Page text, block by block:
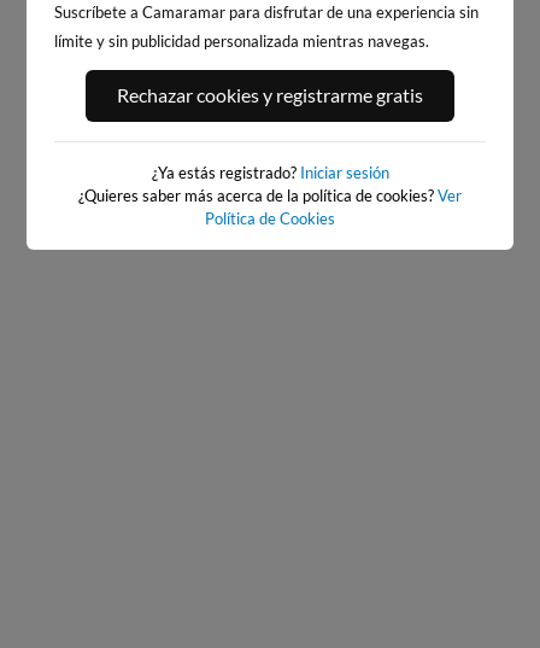
352km · Baiona
BAIONA_SANTA_MARTA
352km · Baiona
0.1 m CHOPI
Suscríbete a Camaramar para disfrutar de una experiencia sin
límite y sin publicidad personalizada mientras navegas.
Rechazar cookies y registrarme gratis
¿Ya estás registrado? Iniciar sesión
¿Quieres saber más acerca de la política de cookies?Ver
Política de Cookies